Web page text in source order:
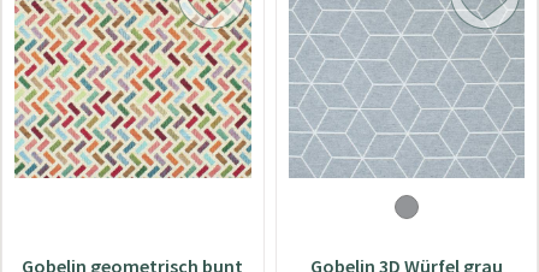
Gobelin geometrisch bunt Gobelin 3D Würfel grau